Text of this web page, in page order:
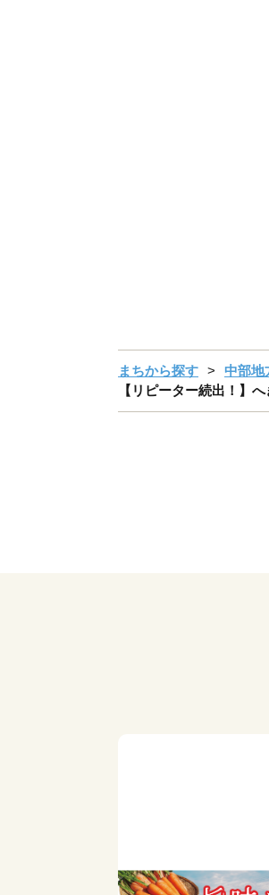
まちから探す 中部地
【リピーター続出！】